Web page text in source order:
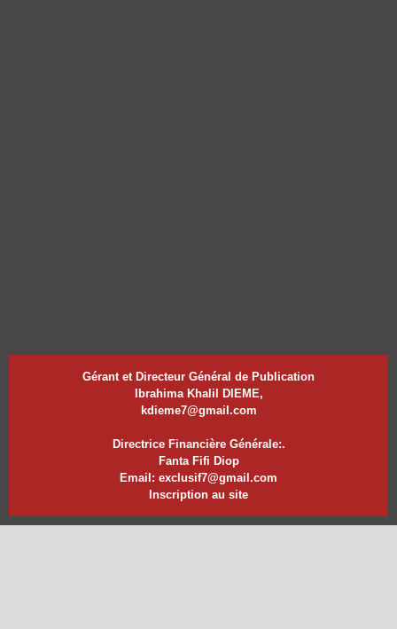
Gérant et Directeur Général de Publication
Ibrahima Khalil DIEME,
kdieme7@gmail.com
Directrice Financière Générale:.
Fanta Fifi Diop
Email: exclusif7@gmail.com
Inscription au site